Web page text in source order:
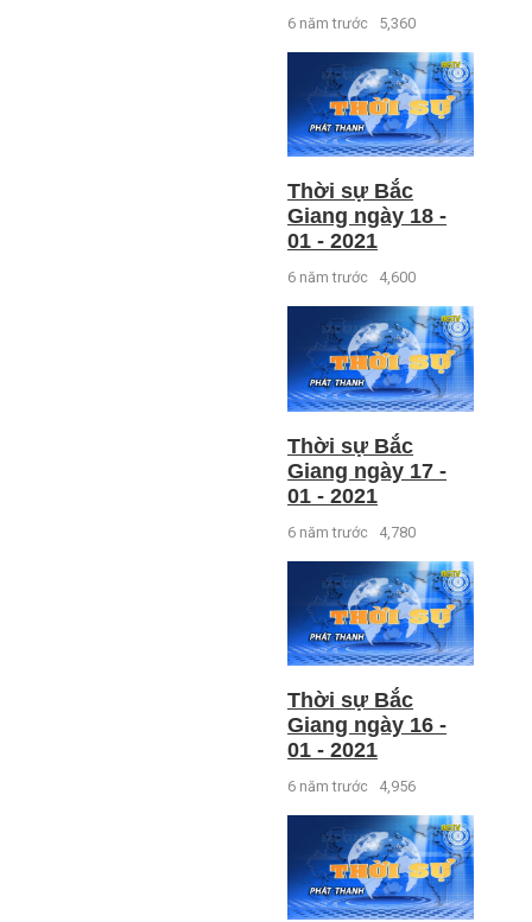
6 năm trước 5,360
Thời sự Bắc
Giang ngày 18 -
01 - 2021
6 năm trước 4,600
Thời sự Bắc
Giang ngày 17 -
01 - 2021
6 năm trước 4,780
Thời sự Bắc
Giang ngày 16 -
01 - 2021
6 năm trước 4,956